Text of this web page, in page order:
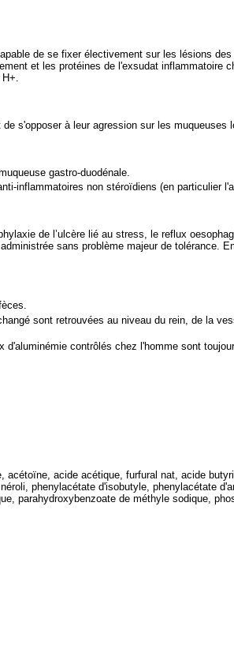
de se fixer électivement sur les lésions
et les protéines de l'exsudat inflammatoire
s'opposer à leur agression sur les muqueuses
gastro-duodénale.
inflammatoires non stéroïdiens (en particulier
de l’ulcère lié au stress, le reflux
sans problème majeur de tolérance.
sont retrouvées au niveau du rein, de la
contrôlés chez l'homme sont
acide acétique, furfural nat, acide
phenylacétate d'isobutyle, phenylacétate
parahydroxybenzoate de méthyle sodique,